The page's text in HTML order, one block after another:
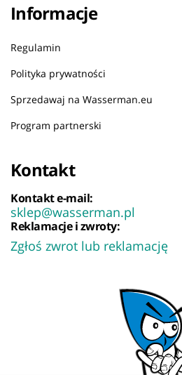
Informacje
Regulamin
Polityka prywatności
Sprzedawaj na Wasserman.eu
Program partnerski
Kontakt
Kontakt e-mail:
sklep@wasserman.pl
Reklamacje i zwroty:
Zgłoś zwrot lub reklamację